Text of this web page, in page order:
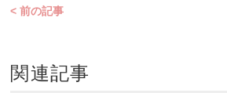
< 前の記事
関連記事